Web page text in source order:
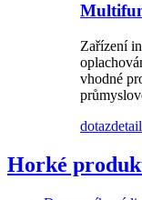
Zařízení
vhodné
dotazdetail
Horké